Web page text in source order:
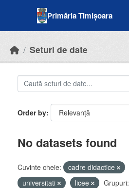
Primăria Timișoara
Seturi de date
Order by
No datasets found
Cuvinte cheie: cadre didactice
universitati
licee Grupuri: